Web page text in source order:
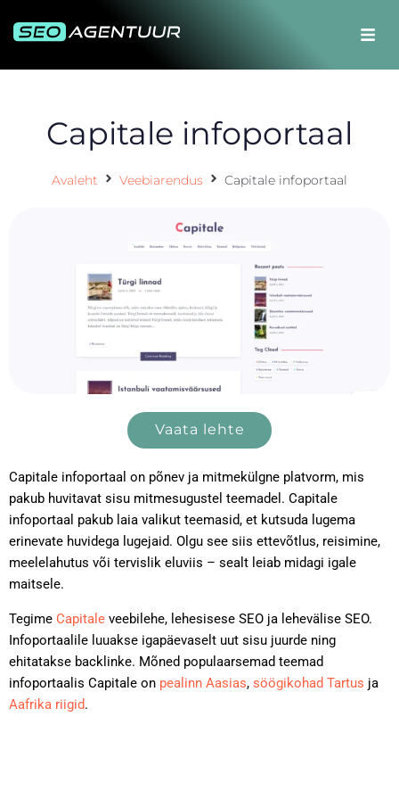
Capitale infoportaal
Avaleht Veebiarendus Capitale infoportaal
Vaata lehte
Capitale infoportaal on põnev ja mitmekülgne platvorm, mis
pakub huvitavat sisu mitmesugustel teemadel. Capitale
infoportaal pakub laia valikut teemasid, et kutsuda lugema
erinevate huvidega lugejaid. Olgu see siis ettevõtlus, reisimine,
meelelahutus või tervislik eluviis – sealt leiab midagi igale
maitsele.
Tegime Capitale veebilehe, lehesisese SEO ja lehevälise SEO.
Infoportaalile luuakse igapäevaselt uut sisu juurde ning
ehitatakse backlinke. Mõned populaarsemad teemad
infoportaalis Capitale on pealinn Aasias, söögikohad Tartus ja
Aafrika riigid.